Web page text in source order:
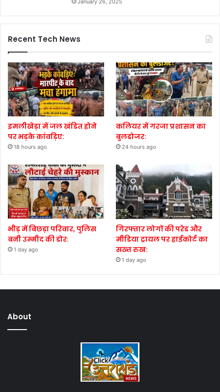
January 26, 2025
Recent Tech News
इमलीखेड़ा में जल खंडित होने
पर भड़के कांवड़िए:
18 hours ago
कलियर में गरजा प्रशासन का
बुलडोजर:
24 hours ago
भीड़ में बिछड़ा परिवार, पुलिस
बनी उम्मीद की डोर:
1 day ago
गिरफ्तार लोगों की परेड और
मीडिया ट्रायल पर हाईकोर्ट का
सख्त रुख:
1 day ago
About